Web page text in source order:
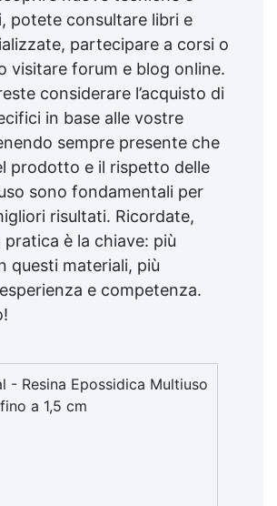
potete consultare libri e
partecipare a corsi o
visitare forum e blog online.
considerare l’acquisto di
in base alle vostre
sempre presente che
prodotto e il rispetto delle
sono fondamentali per
risultati. Ricordate,
pratica è la chiave: più
questi materiali, più
e competenza.